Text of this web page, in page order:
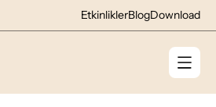
EtkinliklerBlogDownload